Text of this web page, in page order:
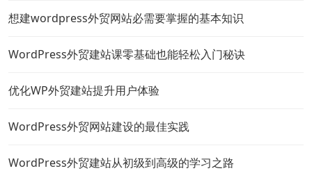
想建wordpress外贸网站必需要掌握的基本知识
WordPress外贸建站课零基础也能轻松入门秘诀
优化WP外贸建站提升用户体验
WordPress外贸网站建设的最佳实践
WordPress外贸建站从初级到高级的学习之路